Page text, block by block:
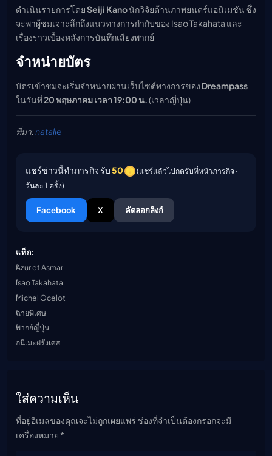
ดำเนินรายการโดยSeiji Kanoนักวิจัยด้านภาพยนตร์แอนิเมชัน ซึ่ง
จะพาผู้ชมเจาะลึกถึงแนวทางการกำกับของ Isao Takahata และ
เรื่องราวเบื้องหลังการบันทึกเสียงพากย์
จำหน่ายบัตร
บัตรเข้าชมจะเริ่มจำหน่ายผ่านเว็บไซต์ทางการของ Dreampass
ในวันที่20 พฤษภาคม เวลา 19:00 น.(เวลาญี่ปุ่น)
ที่มา:natalie
แชร์ข่าวนี้ทำภารกิจ รับ50
(แชร์แล้วไปกดรับที่หน้าภารกิจ ·
วันละ 1 ครั้ง)
Facebook X คัดลอกลิงก์
แท็ก:
Azur et Asmar
Isao Takahata
Michel Ocelot
ฉายพิเศษ
พากย์ญี่ปุ่น
อนิเมะฝรั่งเศส
ใส่ความเห็น
ที่อยู่อีเมลของคุณจะไม่ถูกเผยแพร่ ช่องที่จำเป็นต้องกรอกจะมี
เครื่องหมาย *